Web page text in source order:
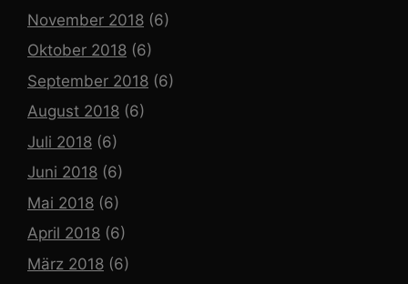
November 2018 (6)
Oktober 2018 (6)
September 2018 (6)
August 2018 (6)
Juli 2018 (6)
Juni 2018 (6)
Mai 2018 (6)
April 2018 (6)
März 2018 (6)